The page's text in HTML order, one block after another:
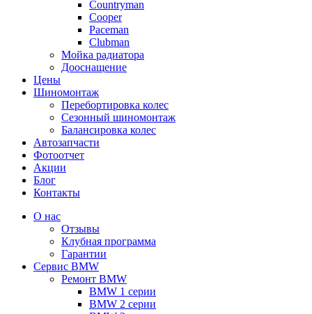
Сountryman
Сooper
Paceman
Clubman
Мойка радиатора
Дооснащение
Цены
Шиномонтаж
Перебортировка колес
Сезонный шиномонтаж
Балансировка колес
Автозапчасти
Фотоотчет
Акции
Блог
Контакты
О нас
Отзывы
Клубная программа
Гарантии
Сервис BMW
Ремонт BMW
BMW 1 серии
BMW 2 серии